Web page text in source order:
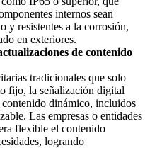
internos sean
y resistentes a la corrosión,
en exteriores.
de contenido
tradicionales que solo
fijo, la señalización digital
dinámico, incluidos
Las empresas o entidades
flexible el contenido
logrando